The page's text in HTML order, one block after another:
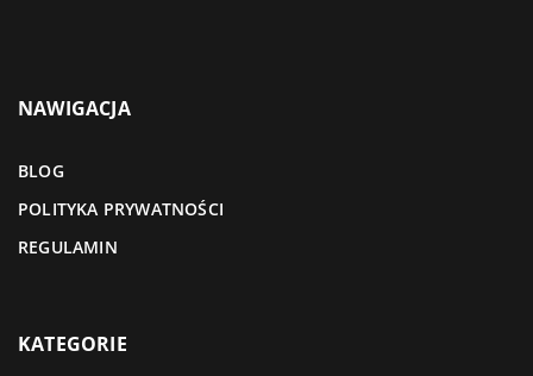
NAWIGACJA
BLOG
POLITYKA PRYWATNOŚCI
REGULAMIN
KATEGORIE